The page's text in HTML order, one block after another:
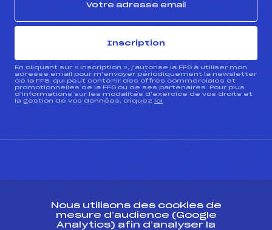
Inscription
En cliquant sur « inscription », j’autorise la FFS à utiliser mon
adresse email pour m’envoyer périodiquement la newsletter
de la FFS, qui peut contenir des offres commerciales et
promotionnelles de la FFS ou de ses partenaires. Pour plus
d’informations sur les modalités d’exercice de vos droits et
la gestion de vos données, cliquez ici
Nous utilisons des cookies de
mesure d’audience (Google
Analytics) afin d’analyser la